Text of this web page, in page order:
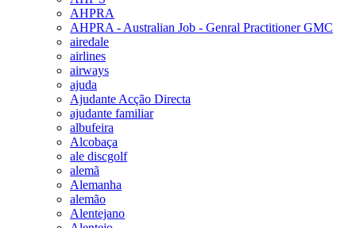
AHPRA
AHPRA - Australian Job - Genral Practitioner GMC
airedale
airlines
airways
ajuda
Ajudante Acção Directa
ajudante familiar
albufeira
Alcobaça
ale discgolf
alemã
Alemanha
alemão
Alentejano